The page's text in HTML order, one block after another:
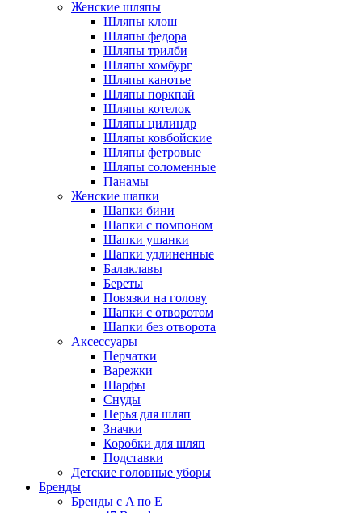
Женские шляпы
Шляпы клош
Шляпы федора
Шляпы трилби
Шляпы хомбург
Шляпы канотье
Шляпы поркпай
Шляпы котелок
Шляпы цилиндр
Шляпы ковбойские
Шляпы фетровые
Шляпы соломенные
Панамы
Женские шапки
Шапки бини
Шапки с помпоном
Шапки ушанки
Шапки удлиненные
Балаклавы
Береты
Повязки на голову
Шапки с отворотом
Шапки без отворота
Аксессуары
Перчатки
Варежки
Шарфы
Снуды
Перья для шляп
Значки
Коробки для шляп
Подставки
Детские головные уборы
Бренды
Бренды с A по E